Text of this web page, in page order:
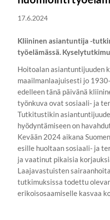
17.6.2024
Kliininen asiantuntija -
työelämässä.
Hoitoalan asiantuntijuuden
maailmanlaajuisesti jo
edelleen tänä päivänä
työnkuva ovat sosiaali- ja
Tutkitustikin
hyödyntämiseen on
Kevään 2024 aikana
esille huoltaan sosiaali- ja
ja vaatinut pikaisia
Laajavastuisten
tutkimuksissa todettu
erikoisosaamiselle kasvaa